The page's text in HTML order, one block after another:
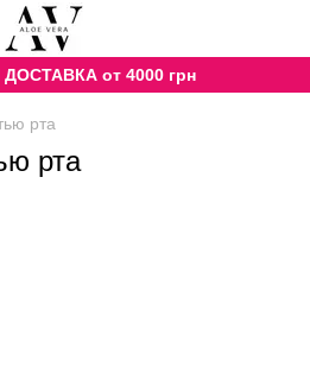
от 4000 грн
рта
рта